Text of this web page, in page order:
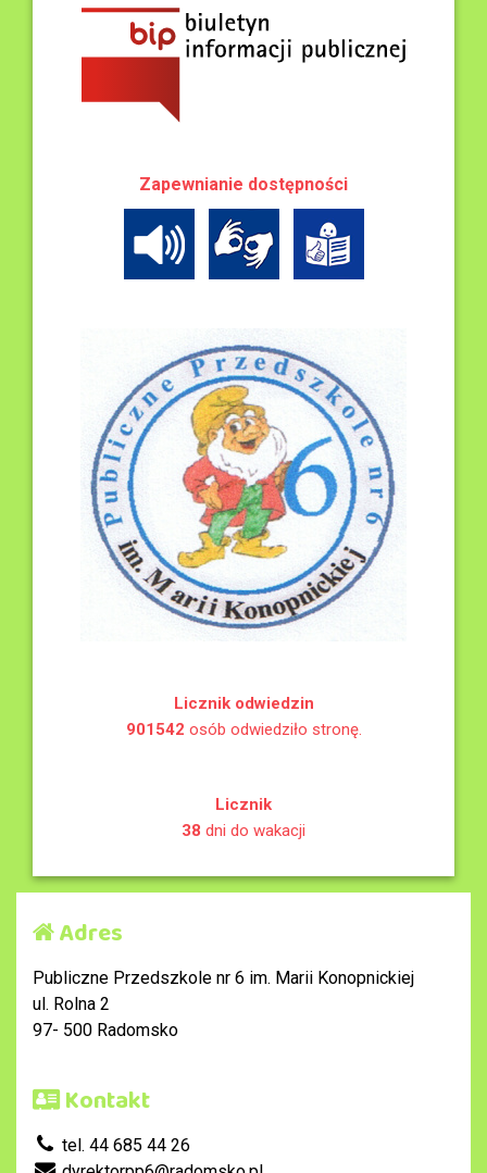
Zapewnianie dostępności
Licznik odwiedzin
901542 osób odwiedziło stronę.
Licznik
38 dni do wakacji
Adres
Publiczne Przedszkole nr 6 im. Marii Konopnickiej
ul. Rolna 2
97- 500 Radomsko
Kontakt
tel. 44 685 44 26